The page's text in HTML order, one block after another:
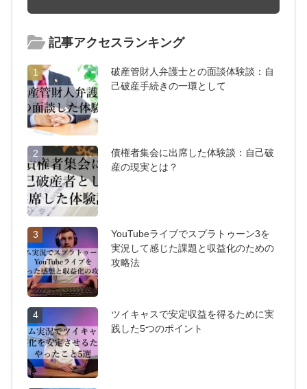
記事アクセスランキング
1
破産管財人弁護士との面談体験談：自
己破産手続きの一環として
2
債権者集会に出席した体験談：自己破
産の現実とは？
3
YouTubeライブでスプラトゥーン3を
実況して感じた課題と収益化のための
攻略法
4
ツイキャスで安定収益を得るために実
践した5つのポイント